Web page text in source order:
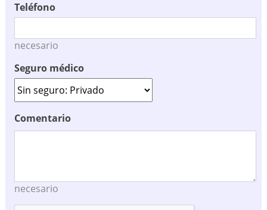
Teléfono
necesario
Seguro médico
Comentario
necesario